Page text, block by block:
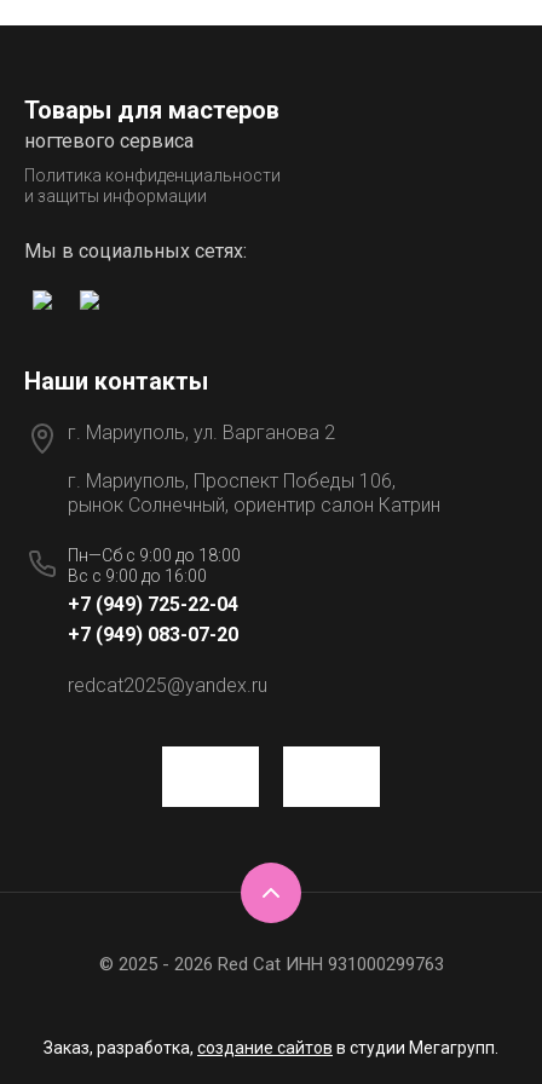
Товары для мастеров
ногтевого сервиса
Политика конфиденциальности
и защиты информации
Мы в социальных сетях:
Наши контакты
г. Мариуполь, ул. Варганова 2
г. Мариуполь, Проспект Победы 106,
рынок Солнечный, ориентир салон Катрин
Пн—Сб с 9:00 до 18:00
Вс с 9:00 до 16:00
+7 (949) 725-22-04
+7 (949) 083-07-20
redcat2025@yandex.ru
© 2025 - 2026 Red Cat ИНН 931000299763
Заказ, разработка, создание сайтов в студии Мегагрупп.